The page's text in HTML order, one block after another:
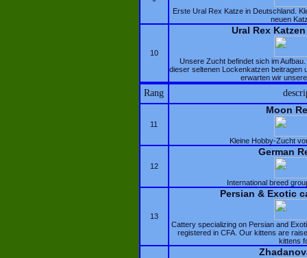
Erste Ural Rex Katze in Deutschland.
neuen
10
Ural Rex
Unsere Zucht befindet sich im
dieser seltenen Lockenkatzen beitragen
erwarten wir
Rang
11
Moon
Kleine Hobby-Zucht
12
German
International breed
13
Persian & Exotic
Cattery specializing on Persian and
registered in CFA. Our kittens are
kittens